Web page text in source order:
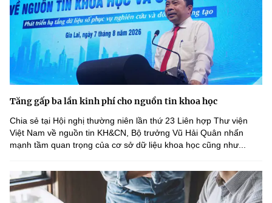
Tăng gấp ba lần kinh phí cho nguồn tin khoa học
Chia sẻ tại Hội nghị thường niên lần thứ 23 Liên hợp Thư viện
Việt Nam về nguồn tin KH&CN, Bộ trưởng Vũ Hải Quân nhấn
mạnh tầm quan trọng của cơ sở dữ liệu khoa học cũng như...